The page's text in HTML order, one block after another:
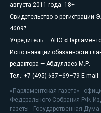
августа 2011 года. 18+
Свидетельство о регистрации
46097
Учредитель — АНО
Исполняющий обязанности
редактора — Абдуллаев М.Р.
Тел.: +7 (495) 637–69–79 E-mail:
«Парламентская газета» -
Федерального Собрания РФ.
газеты - Государственная